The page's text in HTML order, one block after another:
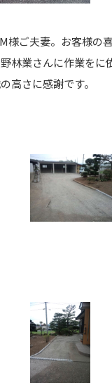
ご夫妻。お客様の
林業さんに作業を
高さに感謝です。